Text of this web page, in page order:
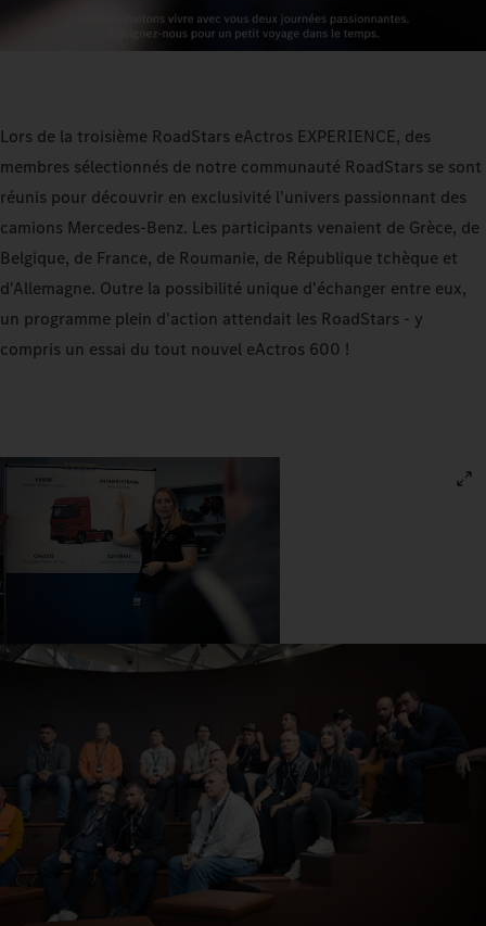
Lors de la troisième RoadStars eActros EXPERIENCE, des
membres sélectionnés de notre communauté RoadStars se sont
réunis pour découvrir en exclusivité l'univers passionnant des
camions Mercedes-Benz. Les participants venaient de Grèce, de
Belgique, de France, de Roumanie, de République tchèque et
d'Allemagne. Outre la possibilité unique d'échanger entre eux,
un programme plein d'action attendait les RoadStars - y
compris un essai du tout nouvel eActros 600 !